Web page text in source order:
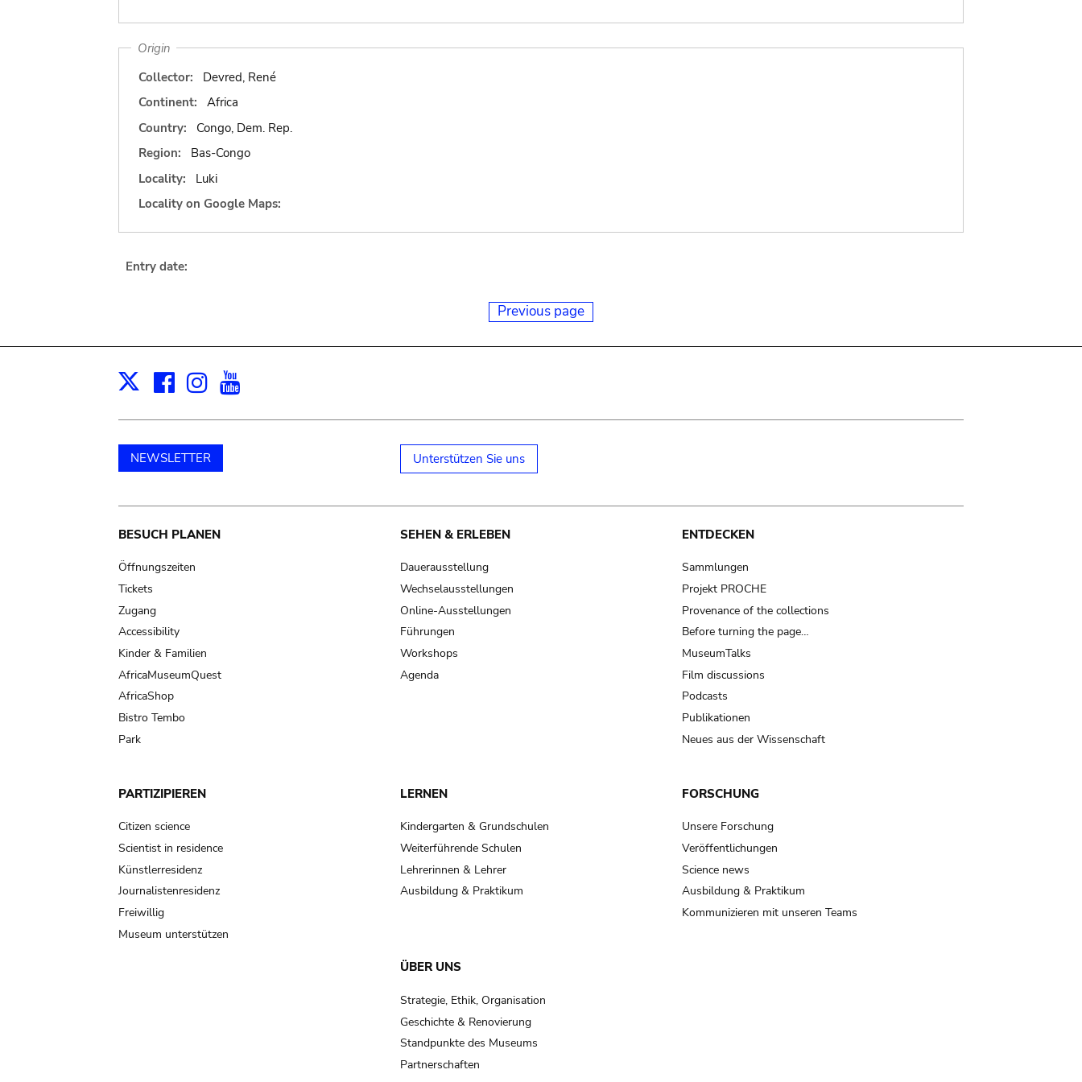
Origin
Collector:
Devred, René
Continent:
Africa
Country:
Congo, Dem. Rep.
Region:
Bas-Congo
Locality:
Luki
Locality on Google Maps:
Entry date:
Previous page
X Facebook
Instagram
NEWSLETTER Unterstützen Sie uns
Main
navigation
BESUCH PLANEN
Öffnungszeiten
Tickets
Zugang
Accessibility
Kinder & Familien
AfricaMuseumQuest
AfricaShop
Bistro Tembo
Park
SEHEN & ERLEBEN
Dauerausstellung
Wechselausstellungen
Online-Ausstellungen
Führungen
Workshops
Agenda
ENTDECKEN
Sammlungen
Projekt PROCHE
Provenance of the collections
Before turning the page…
MuseumTalks
Film discussions
Podcasts
Publikationen
Neues aus der Wissenschaft
PARTIZIPIEREN
Citizen science
Scientist in residence
Künstlerresidenz
Journalistenresidenz
Freiwillig
Museum unterstützen
LERNEN
Kindergarten & Grundschulen
Weiterführende Schulen
Lehrerinnen & Lehrer
Ausbildung & Praktikum
FORSCHUNG
Unsere Forschung
Veröffentlichungen
Science news
Ausbildung & Praktikum
Kommunizieren mit unseren Teams
ÜBER UNS
Strategie, Ethik, Organisation
Geschichte & Renovierung
Standpunkte des Museums
Partnerschaften